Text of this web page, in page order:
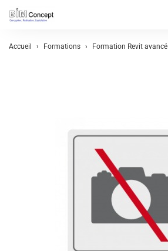
Accueil Formations Formation Revit avancé